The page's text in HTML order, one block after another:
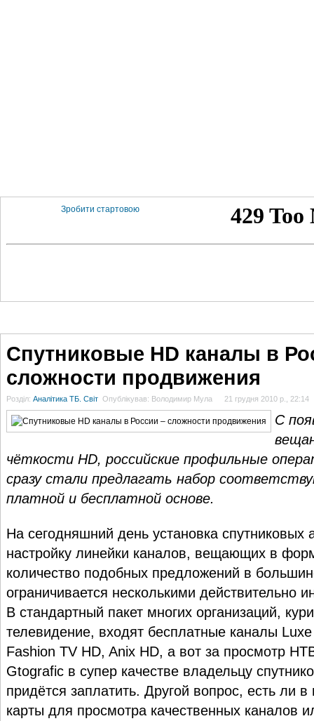
Зробити стартовою
Спутниковые HD каналы в
сложности продвижения
Розділ: Аналітика ТБ. Світ Опублікував: Володимир Мула 21 грудня 2010 р., 22:14
С
чёткости HD, российские профильные
сразу стали предлагать набор
платной и бесплатной основе.
На сегодняшний день установка спутниковых
настройку линейки каналов, вещающих в
количество подобных предложений в
ограничивается несколькими действительно
В стандартный пакет многих организаций,
телевидение, входят бесплатные каналы
Fashion TV HD, Anix HD, а вот за просмотр
Gtografic в супер качестве владельцу
придётся заплатить. Другой вопрос, есть ли
карты для просмотра качественных каналов